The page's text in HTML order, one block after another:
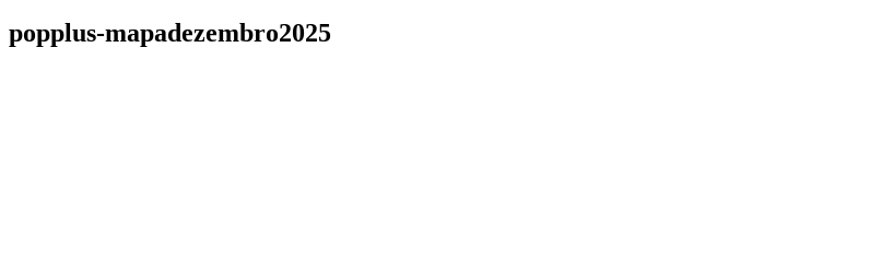
popplus-mapadezembro2025